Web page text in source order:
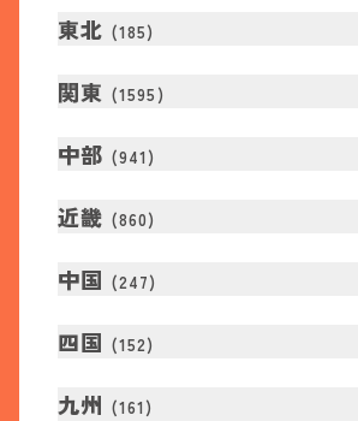
東北 (185)
関東 (1595 )
中部 (941 )
近畿 (860)
中国 (247)
四国 (152)
九州 (161 )